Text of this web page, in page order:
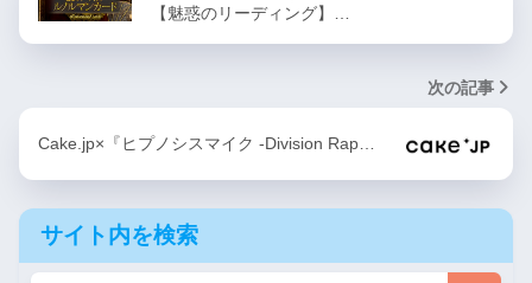
【魅惑のリーディング】…
次の記事
Cake.jp×『ヒプノシスマイク -Division Rap…
サイト内を検索